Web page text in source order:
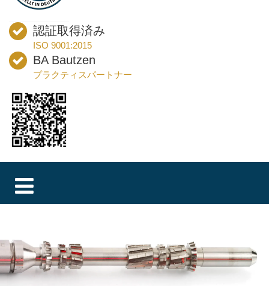
認証取得済み
ISO 9001:2015
BA Bautzen
プラクティスパートナー